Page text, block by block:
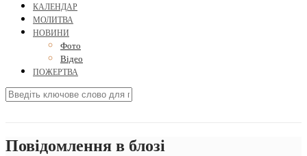
КАЛЕНДАР
МОЛИТВА
НОВИНИ
Фото
Відео
ПОЖЕРТВА
Повідомлення в блозі